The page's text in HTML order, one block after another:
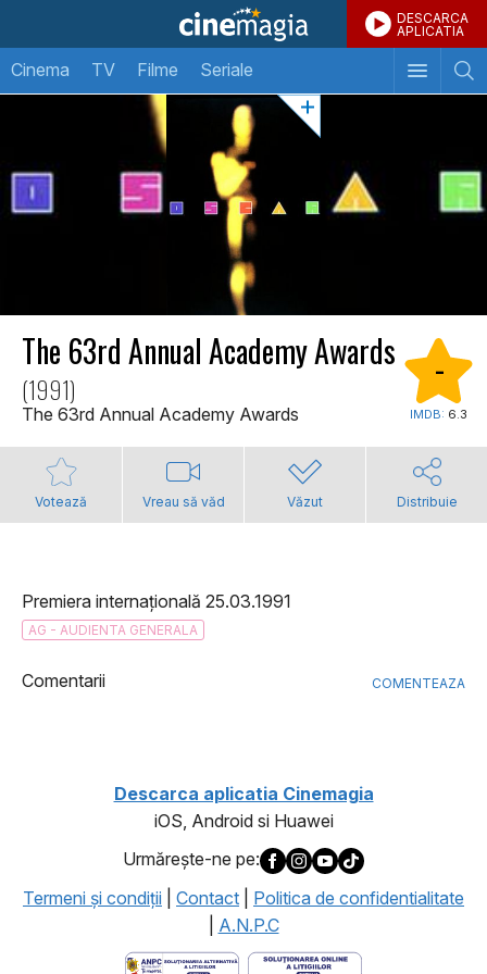
DESCARCA
APLICATIA
Cinema TV Filme Seriale
The 63rd Annual Academy Awards
(1991)
The 63rd Annual Academy Awards
-
IMDB: 6.3
Votează Vreau să văd Văzut Distribuie
Premiera internațională 25.03.1991
AG - AUDIENTA GENERALA
Comentarii COMENTEAZA
Descarca aplicatia Cinemagia
iOS, Android si Huawei
Urmăreşte-ne pe:
Termeni şi condiţii
Contact
Politica de confidentialitate
A.N.P.C